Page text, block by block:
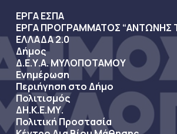
ΕΡΓΑ ΕΣΠΑ
ΕΡΓΑ ΠΡΟΓΡΑΜΜΑΤΟΣ “ΑΝΤΩΝΗΣ
ΕΛΛΑΔΑ 2.0
Δήμος
Δ.Ε.Υ.Α. ΜΥΛΟΠΟΤΑΜΟΥ
Ενημέρωση
Περιήγηση στο Δήμο
Πολιτισμός
ΔΗ.Κ.Ε.ΜΥ.
Πολιτική Προστασία